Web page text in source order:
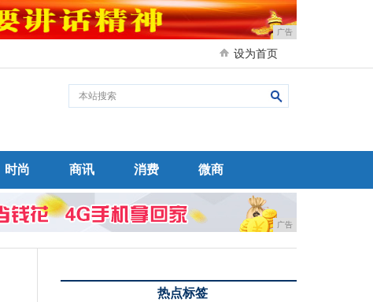
广告
设为首页
时尚 商讯 消费 微商
广告
热点标签